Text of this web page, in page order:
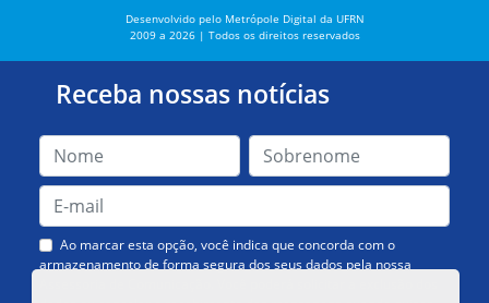
Desenvolvido pelo Metrópole Digital da UFRN
2009 a 2026 | Todos os direitos reservados
Receba nossas notícias
Ao marcar esta opção, você indica que concorda com o
armazenamento de forma segura dos seus dados pela nossa